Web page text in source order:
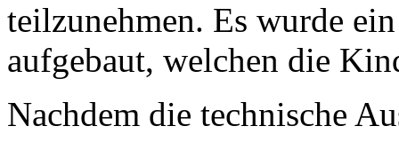
teilzunehmen. Es wurde
aufgebaut, welchen die
Nachdem die technische